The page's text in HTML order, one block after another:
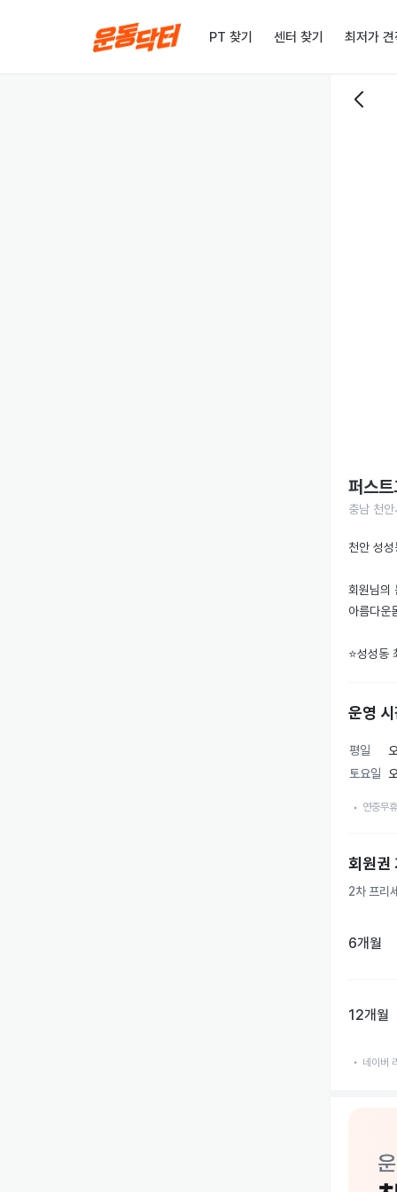
PT 찾기 센터 찾기 최저가
퍼스
충남 천
천안 성
회원님의
아름다운
⭐️성성동
💙과학
💙300평
💙천안
💙최고
(천국
💙무료주
🕗주말
운영
평일
토요일
연중무휴
회원권
2차 프리
6개월
12개월
네이버